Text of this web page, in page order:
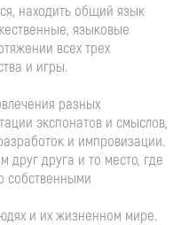
находить общий язык
языковые
всех трех
и игры.
разных
экспонатов и смыслов,
и импровизации.
друга и то место, где
собственными
и их жизненном мире.